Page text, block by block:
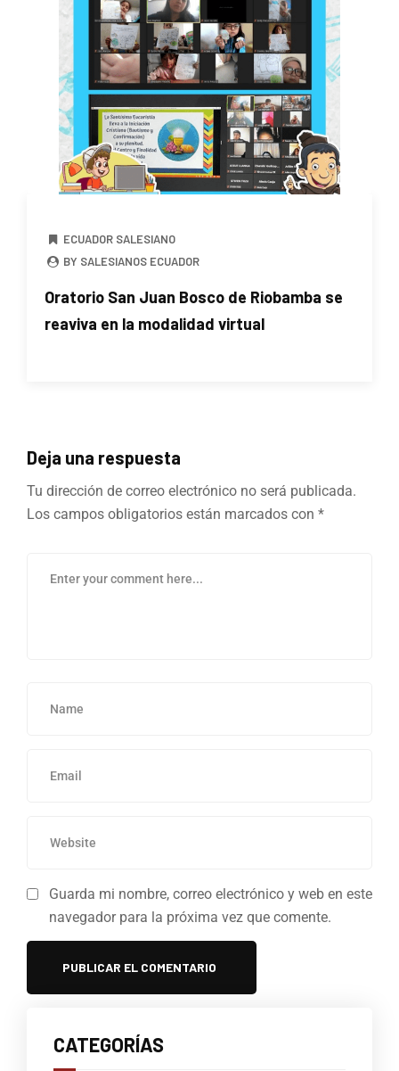
ECUADOR SALESIANO
BY SALESIANOS ECUADOR
Oratorio San Juan Bosco de Riobamba se
reaviva en la modalidad virtual
Deja una respuesta
Tu dirección de correo electrónico no será publicada.
Los campos obligatorios están marcados con *
Guarda mi nombre, correo electrónico y web en este
navegador para la próxima vez que comente.
CATEGORÍAS